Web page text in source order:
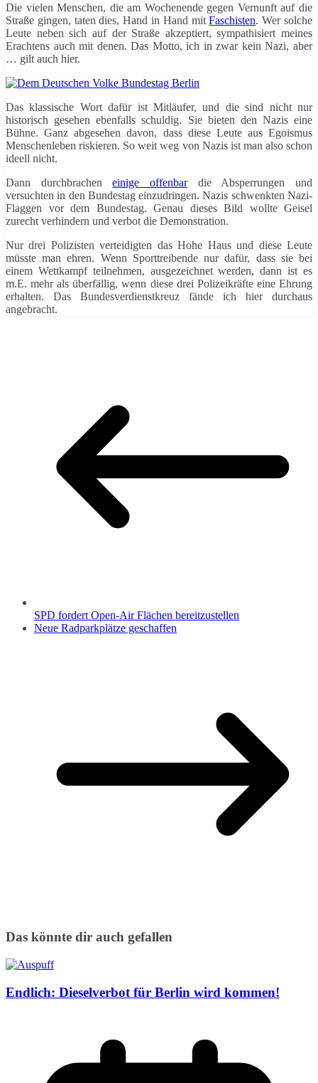
Die vielen Menschen, die am Wochenende gegen Vernunft auf die
Straße gingen, taten dies, Hand in Hand mitFaschisten. Wer solche
Leute neben sich auf der Straße akzeptiert, sympathisiert meines
Erachtens auch mit denen. Das Motto, ich in zwar kein Nazi, aber
… gilt auch hier.
Das klassische Wort dafür ist Mitläufer, und die sind nicht nur
historisch gesehen ebenfalls schuldig. Sie bieten den Nazis eine
Bühne. Ganz abgesehen davon, dass diese Leute aus Egoismus
Menschenleben riskieren. So weit weg von Nazis ist man also schon
ideell nicht.
Dann durchbracheneinige offenbardie Absperrungen und
versuchten in den Bundestag einzudringen. Nazis schwenkten Nazi-
Flaggen vor dem Bundestag. Genau dieses Bild wollte Geisel
zurecht verhindern und verbot die Demonstration.
Nur drei Polizisten verteidigten das Hohe Haus und diese Leute
müsste man ehren. Wenn Sporttreibende nur dafür, dass sie bei
einem Wettkampf teilnehmen, ausgezeichnet werden, dann ist es
m.E. mehr als überfällig, wenn diese drei Polizeikräfte eine Ehrung
erhalten. Das Bundesverdienstkreuz fände ich hier durchaus
angebracht.
SPD fordert Open-Air Flächen bereitzustellen
Neue Radparkplätze geschaffen
Das könnte dir auch gefallen
Endlich: Dieselverbot für Berlin wird kommen!